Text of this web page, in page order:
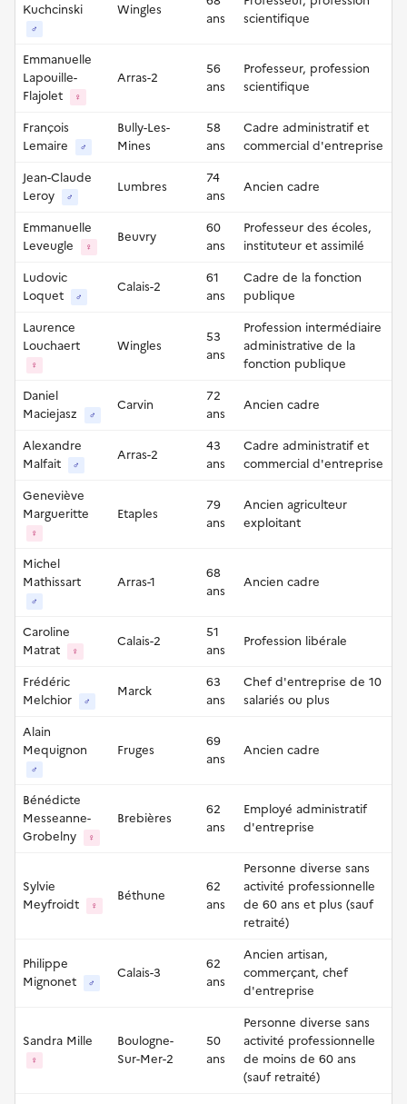
Kuchcinski
♂
Wingles
ans
scientifique
Emmanuelle
Lapouille-
Flajolet
♀
Arras-2
56
ans
Professeur, profession
scientifique
François
Lemaire
♂
Bully-Les-
Mines
58
ans
Cadre administratif et
commercial d'entreprise
Jean-Claude
Leroy
♂
Lumbres
74
ans
Ancien cadre
Emmanuelle
Leveugle
♀
Beuvry
60
ans
Professeur des écoles,
instituteur et assimilé
Ludovic
Loquet
♂
Calais-2
61
ans
Cadre de la fonction
publique
Laurence
Louchaert
♀
Wingles
53
ans
Profession intermédiaire
administrative de la
fonction publique
Daniel
Maciejasz
♂
Carvin
72
ans
Ancien cadre
Alexandre
Malfait
♂
Arras-2
43
ans
Cadre administratif et
commercial d'entreprise
Geneviève
Margueritte
♀
Etaples
79
ans
Ancien agriculteur
exploitant
Michel
Mathissart
♂
Arras-1
68
ans
Ancien cadre
Caroline
Matrat
♀
Calais-2
51
ans
Profession libérale
Frédéric
Melchior
♂
Marck
63
ans
Chef d'entreprise de 10
salariés ou plus
Alain
Mequignon
♂
Fruges
69
ans
Ancien cadre
Bénédicte
Messeanne-
Grobelny
♀
Brebières
62
ans
Employé administratif
d'entreprise
Sylvie
Meyfroidt
♀
Béthune
62
ans
Personne diverse sans
activité professionnelle
de 60 ans et plus (sauf
retraité)
Philippe
Mignonet
♂
Calais-3
62
ans
Ancien artisan,
commerçant, chef
d'entreprise
Sandra Mille
♀
Boulogne-
Sur-Mer-2
50
ans
Personne diverse sans
activité professionnelle
de moins de 60 ans
(sauf retraité)